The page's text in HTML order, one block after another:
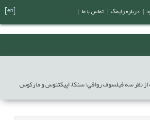
نظر سه فيلسوف رواقي؛ سنکا، اپيکتتوس و مارکوس
درباره رایمگ تماس با ما